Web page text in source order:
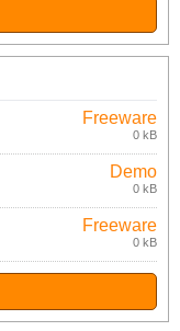
Freeware
0 kB
Demo
0 kB
Freeware
0 kB